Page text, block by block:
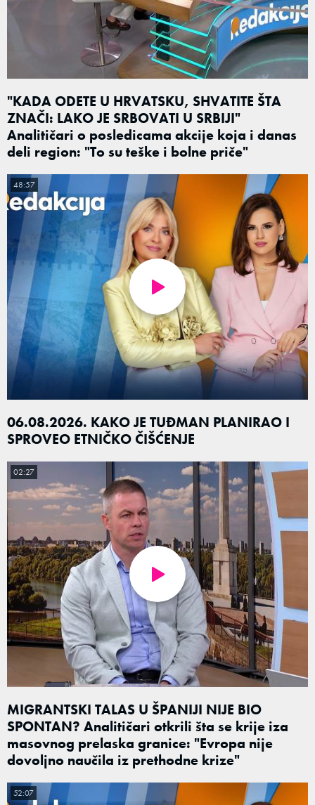
"KADA ODETE U HRVATSKU, SHVATITE ŠTA
ZNAČI: LAKO JE SRBOVATI U SRBIJI"
Analitičari o posledicama akcije koja i danas
deli region: "To su teške i bolne priče"
06.08.2026. KAKO JE TUĐMAN PLANIRAO I
SPROVEO ETNIČKO ČIŠĆENJE
48:57
MIGRANTSKI TALAS U ŠPANIJI NIJE BIO
SPONTAN? Analitičari otkrili šta se krije iza
masovnog prelaska granice: "Evropa nije
dovoljno naučila iz prethodne krize"
02:27
52:07